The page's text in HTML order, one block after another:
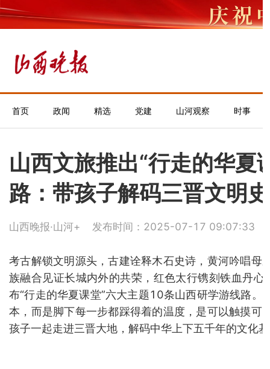
首页 政闻 精选 党建 山河观察 时事
山西文旅推出“行走的华夏
路：带孩子解码三晋文明
山西晚报·山河+ 发布时间：2025-07-17 09:07:33
考古解锁文明源头，古建诠释木石史诗，黄河吟唱母
族融合见证长城内外的共荣，红色太行镌刻铁血丹
布“行走的华夏课堂”六大主题10条山西研学游线路。
本，而是脚下每一步都踩得着的温度，是可以触摸可
孩子一起走进三晋大地，解码中华上下五千年的文化